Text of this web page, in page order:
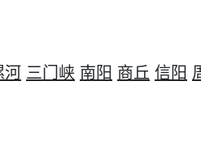
河 三门峡 南阳 商丘 信阳